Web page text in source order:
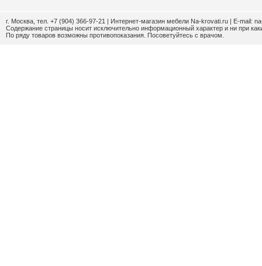
г. Москва, тел. +7 (904) 366-97-21 | Интернет-магазин мебели Na-krovati.ru | E-mail:
Содержание страницы носит исключительно информационный характер и ни при
По ряду товаров возможны противопоказания. Посоветуйтесь с врачом.